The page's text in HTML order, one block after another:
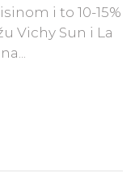
i to 10-15%
Vichy Sun i La